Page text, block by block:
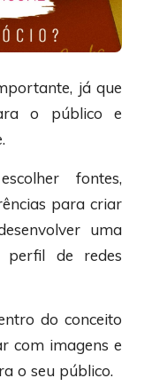
já que
o público e
fontes,
para criar
uma
de redes
do conceito
com imagens e
o seu público.